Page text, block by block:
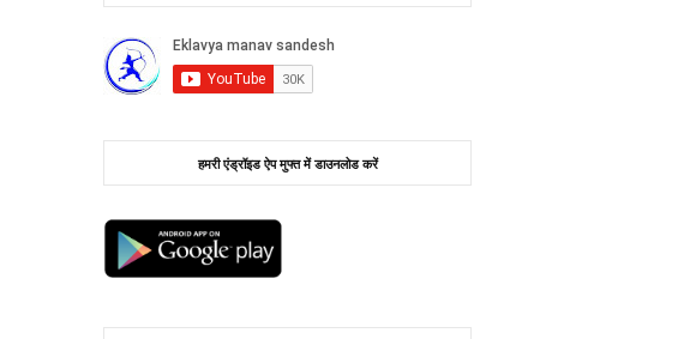
हमरी एंड्रॉइड ऐप मुफ्त में डाउनलोड करें